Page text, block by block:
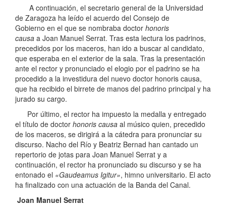
A continuación, el secretario general de la Universidad
de Zaragoza ha leído el acuerdo del Consejo de
Gobierno en el que se nombraba doctor honoris
causa a Joan Manuel Serrat. Tras esta lectura los padrinos,
precedidos por los maceros, han ido a buscar al candidato,
que esperaba en el exterior de la sala. Tras la presentación
ante el rector y pronunciado el elogio por el padrino se ha
procedido a la investidura del nuevo doctor honoris causa,
que ha recibido el birrete de manos del padrino principal y ha
jurado su cargo.
Por último, el rector ha impuesto la medalla y entregado
el título de doctor honoris causa al músico quien, precedido
de los maceros, se dirigirá a la cátedra para pronunciar su
discurso. Nacho del Río y Beatriz Bernad han cantado un
repertorio de jotas para Joan Manuel Serrat y a
continuación, el rector ha pronunciado su discurso y se ha
entonado el «Gaudeamus Igitur», himno universitario. El acto
ha finalizado con una actuación de la Banda del Canal.
Joan Manuel Serrat